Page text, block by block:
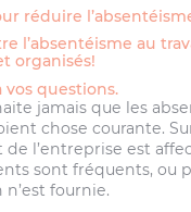
réduire
l’absentéisme au
organisés!
vos questions.
jamais que les
chose courante.
l’entreprise est
sont fréquents, ou
fournie.